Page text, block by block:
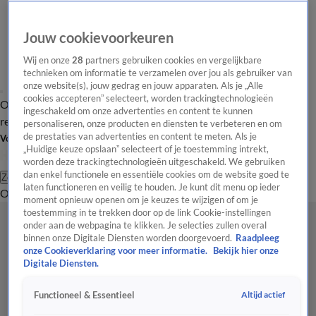
Overzicht Laatste nieuws Regionieuws Het beste van Hart
Tip de
redactie
Volg Hart van Nederland
Zoeken
OverzichtRegioUitzendingenWeerTip de redactiePanelVideo's
Jouw cookievoorkeuren
Wij en onze28 partners gebruiken cookies en vergelijkbare
technieken om informatie te verzamelen over jou als gebruiker van
onze website(s), jouw gedrag en jouw apparaten. Als je „Alle
cookies accepteren” selecteert, worden trackingtechnologieën
ingeschakeld om onze advertenties en content te kunnen
personaliseren, onze producten en diensten te verbeteren en om
de prestaties van advertenties en content te meten. Als je
„Huidige keuze opslaan” selecteert of je toestemming intrekt,
worden deze trackingtechnologieën uitgeschakeld. We gebruiken
dan enkel functionele en essentiële cookies om de website goed te
laten functioneren en veilig te houden. Je kunt dit menu op ieder
moment opnieuw openen om je keuzes te wijzigen of om je
toestemming in te trekken door op de link Cookie-instellingen
onder aan de webpagina te klikken. Je selecties zullen overal
binnen onze Digitale Diensten worden doorgevoerd. Raadpleeg
onze Cookieverklaring voor meer informatie.
Bekijk hier onze
Digitale Diensten.
Functioneel & Essentieel Altijd actief